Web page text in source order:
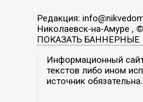
Редакция:
Николаевск-на-Амуре ,
ПОКАЗАТЬ БАННЕРНЫЕ
Информационный
текстов либо ином
источник обязательна.